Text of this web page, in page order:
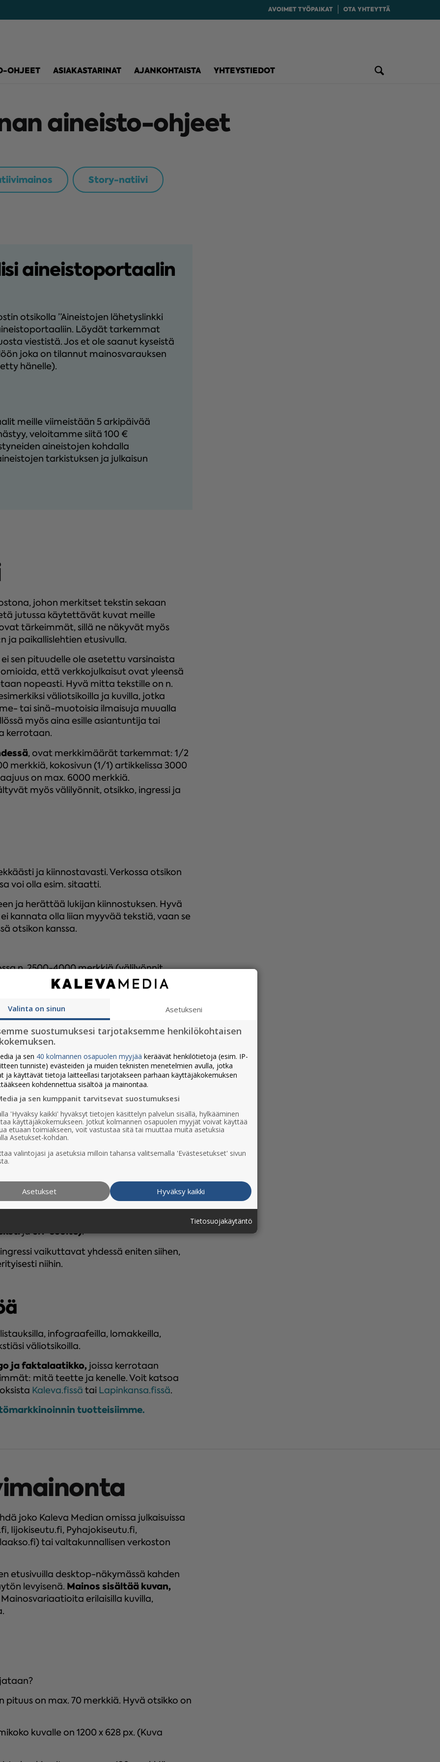
AVOIMET TYÖPAIKAT OTA YHTEYTTÄ
OHJEET ASIAKASTARINAT AJANKOHTAISTA YHTEYSTIEDOT
aineisto-ohjeet
Story-natiivi
aineistoportaalin
otsikolla ”Aineistojen lähetyslinkki
Löydät tarkemmat
viestistä. Jos et ole saanut kyseistä
joka on tilannut mainosvarauksen
hänelle).
meille viimeistään 5 arkipäivää
veloitamme siitä 100 €
aineistojen kohdalla
tarkistuksen ja julkaisun
johon merkitset tekstin sekaan
jutussa käytettävät kuvat meille
tärkeimmät, sillä ne näkyvät myös
ja paikallislehtien etusivulla.
ei sen pituudelle ole asetettu varsinaista
että verkkojulkaisut ovat yleensä
nopeasti. Hyvä mitta tekstille on n.
väliotsikoilla ja kuvilla, jotka
tai sinä-muotoisia ilmaisuja muualla
myös aina esille asiantuntija tai
kerrotaan.
, ovat merkkimäärät tarkemmat: 1/2
merkkiä, kokosivun (1/1) artikkelissa 3000
on max. 6000 merkkiä.
myös välilyönnit, otsikko, ingressi ja
ja kiinnostavasti. Verkossa otsikon
voi olla esim. sitaatti.
ja herättää lukijan kiinnostuksen. Hyvä
kannata olla liian myyvää tekstiä, vaan se
otsikon kanssa.
n. 2500-4000 merkkiä (välilyönnit
olla 2000 merkkiä ja aivan maksimissaan
2300 merkkiä, 1/1 sivua (= kokosivu)
merkkiä.
yhdessä otsikon kanssa. Pääkuvan
toimivat muutenkin parhaiten
tekstin pituudesta riippuen 2-4 kpl.
tai png -tiedostoina (max. 8 Mb/kuva).
ja kuvatekstit.
rajattu. 1/2 sivun artikkeliin mahtuu 1
laajuiseen artikkeliin 4-5 kuvaa.
julkaise se omalla kanavallasi
vain upotuskoodi. (YouTubessa ”Jaa”-
näkyviin. Vimeossa valitse ”Share” ja
tehdä ohjauksen omiin kanaviinne ja
muihin relevantteihin paikkoihin. Voit
jaurl-osoite).
vaikuttavat yhdessä eniten siihen,
niihin.
infograafeilla, lomakkeilla,
väliotsikoilla.
ja faktalaatikko, joissa kerrotaan
mitä teette ja kenelle. Voit katsoa
Kaleva.fissä tai Lapinkansa.fissä.
tuotteisiimme.
joko Kaleva Median omissa julkaisuissa
Iijokiseutu.fi, Pyhajokiseutu.fi,
tai valtakunnallisen verkoston
etusivuilla desktop-näkymässä kahden
levyisenä. Mainos sisältää kuvan,
Mainosvariaatioita erilaisilla kuvilla,
on max. 70 merkkiä. Hyvä otsikko on
kuvalle on 1200 x 628 px. (Kuva
Valinta on sinun Asetukseni
suostumuksesi tarjotaksemme henkilökohtaisen
ja sen 40 kolmannen osapuolen myyjää keräävät henkilötietoja (esim. IP-
tunniste) evästeiden ja muiden teknisten menetelmien avulla, jotka
ja käyttävät tietoja laitteellasi tarjotakseen parhaan käyttäjäkokemuksen
kohdennettua sisältöä ja mainontaa.
ja sen kumppanit tarvitsevat suostumuksesi
'Hyväksy kaikki' hyväksyt tietojen käsittelyn palvelun sisällä, hylkääminen
käyttäjäkokemukseen. Jotkut kolmannen osapuolen myyjät voivat käyttää
etuaan toimiakseen, voit vastustaa sitä tai muuttaa muita asetuksia
Asetukset-kohdan.
valintojasi ja asetuksia milloin tahansa valitsemalla 'Evästesetukset' sivun
Hyväksy kaikki
Asetukset
Tietosuojakäytäntö